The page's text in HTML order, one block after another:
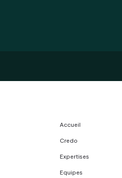
Accueil
Credo
Expertises
Equipes